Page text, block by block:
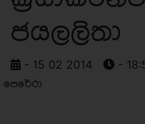
ජයලලිතා
- 15 02 2014 -
පෙරේරා